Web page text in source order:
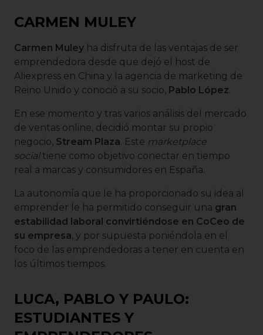
CARMEN MULEY
Carmen Muley ha disfruta de las ventajas de ser
emprendedora desde que dejó el host de
Aliexpress en China y la agencia de marketing de
Reino Unido y conoció a su socio, Pablo López.
En ese momento y tras varios análisis del mercado
de ventas online, decidió montar su propio
negocio, Stream Plaza. Este marketplace
socialtiene como objetivo conectar en tiempo
real a marcas y consumidores en España.
La autonomía que le ha proporcionado su idea al
emprender le ha permitido conseguir una gran
estabilidad laboral convirtiéndose en CoCeo de
su empresa, y por supuesta poniéndola en el
foco de las emprendedoras a tener en cuenta en
los últimos tiempos.
LUCA, PABLO Y PAULO:
ESTUDIANTES Y